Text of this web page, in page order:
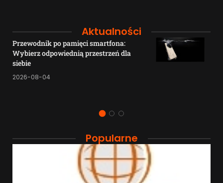
Aktualności
Przewodnik po pamięci smartfona:
Wybierz odpowiednią przestrzeń dla
siebie
2026-08-04
Popularne